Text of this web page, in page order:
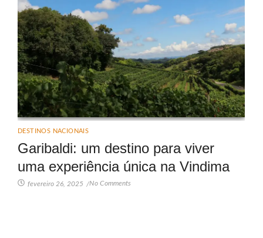
DESTINOS NACIONAIS
Garibaldi: um destino para viver
uma experiência única na Vindima
fevereiro 26, 2025 /No Comments